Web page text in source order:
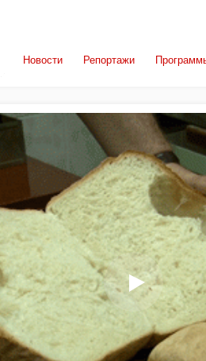
Новости Репортажи